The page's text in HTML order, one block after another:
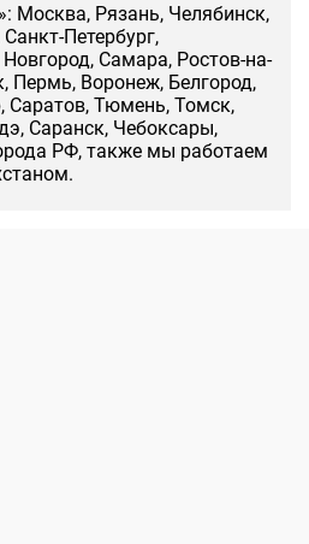
Москва, Рязань, Челябинск,
Петербург,
Самара, Ростов-на-
Пермь, Воронеж, Белгород,
Саратов, Тюмень, Томск,
Саранск, Чебоксары,
РФ, также мы работаем